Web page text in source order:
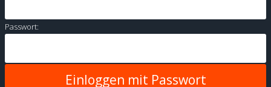
Passwort: